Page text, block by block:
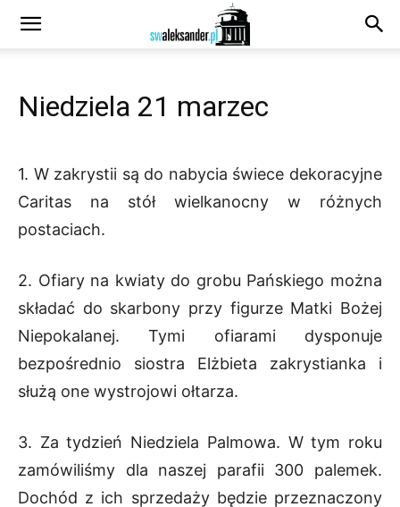
Niedziela 21 marzec
1. W zakrystii są do nabycia świece dekoracyjne
Caritas na stół wielkanocny w różnych
postaciach.
2. Ofiary na kwiaty do grobu Pańskiego można
składać do skarbony przy figurze Matki Bożej
Niepokalanej. Tymi ofiarami dysponuje
bezpośrednio siostra Elżbieta zakrystianka i
służą one wystrojowi ołtarza.
3. Za tydzień Niedziela Palmowa. W tym roku
zamówiliśmy dla naszej parafii 300 palemek.
Dochód z ich sprzedaży będzie przeznaczony